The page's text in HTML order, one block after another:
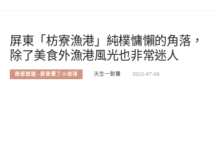
屏東「枋寮漁港」純樸慵懶的角落，
除了美食外漁港風光也非常迷人
南部旅遊--屏東墾丁小琉球 天生一對寶 2023-07-06